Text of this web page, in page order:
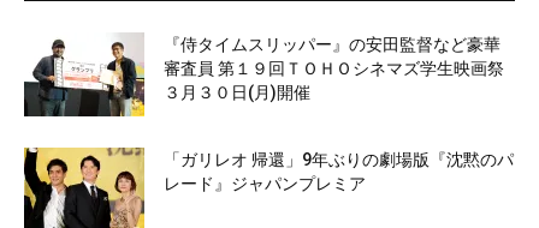
『侍タイムスリッパー』の安田監督など豪華
審査員 第１９回ＴＯＨＯシネマズ学生映画祭
３月３０日(月)開催
「ガリレオ 帰還」9年ぶりの劇場版『沈黙のパ
レード』ジャパンプレミア